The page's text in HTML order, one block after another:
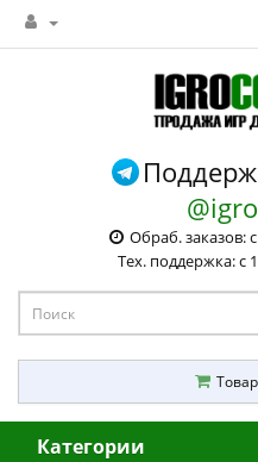
Обраб. заказов:
Тех. поддержка: с
Категории